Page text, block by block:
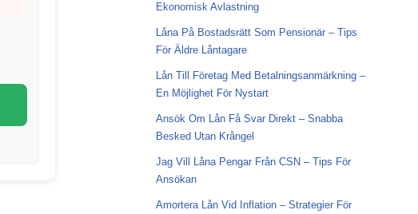
Ekonomisk Avlastning
Låna På Bostadsrätt Som Pensionär – Tips
För Äldre Låntagare
Lån Till Företag Med Betalningsanmärkning –
En Möjlighet För Nystart
Ansök Om Lån Få Svar Direkt – Snabba
Besked Utan Krångel
Jag Vill Låna Pengar Från CSN – Tips För
Ansökan
Amortera Lån Vid Inflation – Strategier För